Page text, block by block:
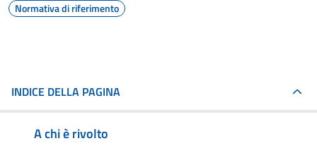
Normativa di riferimento
INDICE DELLA PAGINA
A chi è rivolto